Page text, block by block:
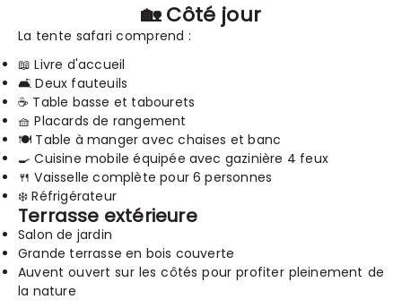
🏡 Côté jour
La tente safari comprend :
📖 Livre d'accueil
🛋️ Deux fauteuils
☕ Table basse et tabourets
🧺 Placards de rangement
🍽️ Table à manger avec chaises et banc
🍳 Cuisine mobile équipée avec gazinière 4 feux
🍴 Vaisselle complète pour 6 personnes
❄️ Réfrigérateur
Terrasse extérieure
Salon de jardin
Grande terrasse en bois couverte
Auvent ouvert sur les côtés pour profiter pleinement de
la nature